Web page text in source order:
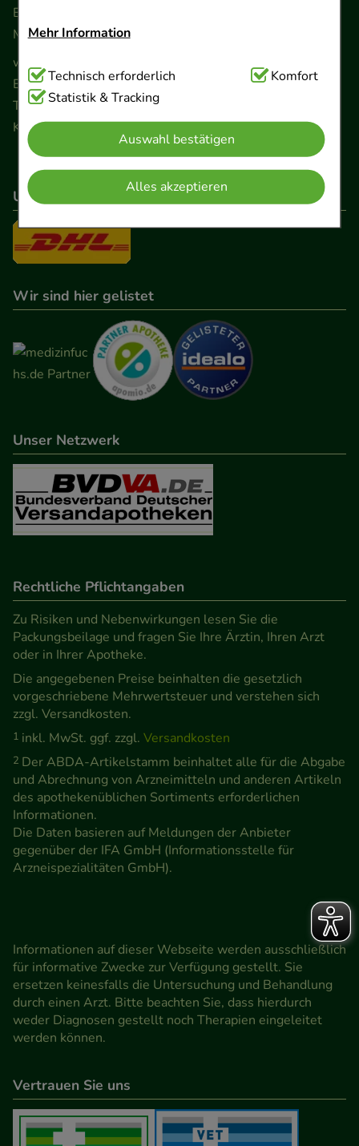
Mehr Information
Technisch Notwendig:Hierbei handelt es sich um
Cookies, die für die Grundfunktionen unserer
Website notwendig sind (z.B. Navigation,
Warenkorb, Kundenkonto), weshalb auf diese nicht
verzichtet werden kann.
Komfort:Diese Cookies werden genutzt um das
Einkaufserlebnis noch ansprechender zu gestalten,
beispielsweise für die Wiedererkennung des
Verhaltensweisen (z.B. Spracheinstellung)
anzupassen. Komfort-Cookies ermöglichen es uns
auch auf Ihre Bedürfnisse zugeschrittene Inhalte
anzuzeigen und unser Partnerprogramm zu
betreiben.
Informationen über die Art und Weise der Nutzung
unserer Website sammeln, mit deren Hilfe wir
unsere Website weiter für Sie optimieren können,
den Inhalt auf unserer Website aber auch die
Werbung auf Drittseiten möglichst relevant für Sie
Medien übertragen werden.
Technisch erforderlich
Komfort
Statistik & Tracking
Auswahl bestätigen
Alles akzeptieren
Beratung und Kundenservice:
Montag - Freitag von 9.00 bis 17.00 Uhr
www.ApoSalis.de
Ernst-August-Platz 2 · 30159 Hannover
Telefon 0511 89 71 80 0 · Fax 0511 89 71 80 11
Kontaktformular
Unser Versanddienstleister
Wir sind hier gelistet
Unser Netzwerk
Rechtliche Pflichtangaben
Zu Risiken und Nebenwirkungen lesen Sie die
Packungsbeilage und fragen Sie Ihre Ärztin, Ihren Arzt
oder in Ihrer Apotheke.
Die angegebenen Preise beinhalten die gesetzlich
vorgeschriebene Mehrwertsteuer und verstehen sich
zzgl. Versandkosten.
1 inkl. MwSt. ggf. zzgl. Versandkosten
2 Der ABDA-Artikelstamm beinhaltet alle für die Abgabe
und Abrechnung von Arzneimitteln und anderen Artikeln
des apothekenüblichen Sortiments erforderlichen
Informationen.
Die Daten basieren auf Meldungen der Anbieter
gegenüber der IFA GmbH (Informationsstelle für
Arzneispezialitäten GmbH).
Informationen auf dieser Webseite werden ausschließlich
für informative Zwecke zur Verfügung gestellt. Sie
ersetzen keinesfalls die Untersuchung und Behandlung
durch einen Arzt. Bitte beachten Sie, dass hierdurch
weder Diagnosen gestellt noch Therapien eingeleitet
werden können.
Vertrauen Sie uns